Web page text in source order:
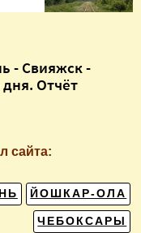
- Свияжск -
Отчёт
сайта:
ЙОШКАР-ОЛА
ЧЕБОКСАРЫ